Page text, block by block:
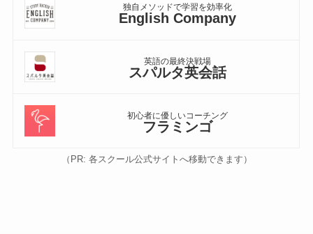
独自メソッドで学習を効率化
English Company
英語の最終決戦場
スパルタ英会話
初心者に優しいコーチング
フラミンゴ
（PR: 各スクール公式サイトへ移動できます）